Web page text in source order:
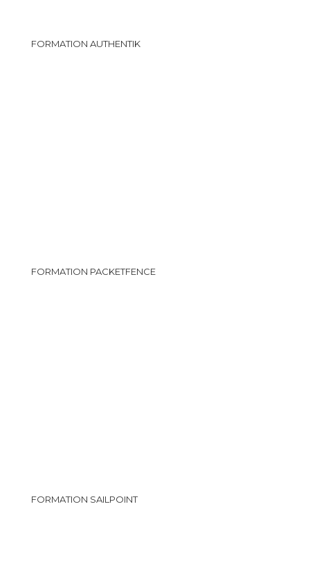
FORMATION AUTHENTIK
FORMATION PACKETFENCE
FORMATION SAILPOINT